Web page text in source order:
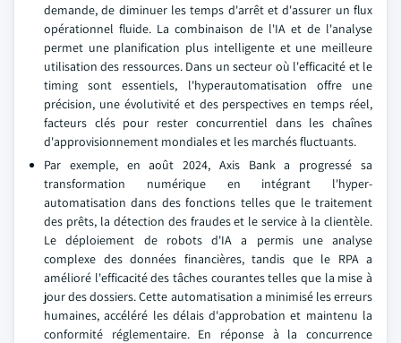
demande, de diminuer les temps d'arrêt et d'assurer un flux
opérationnel fluide. La combinaison de l'IA et de l'analyse
permet une planification plus intelligente et une meilleure
utilisation des ressources. Dans un secteur où l'efficacité et le
timing sont essentiels, l'hyperautomatisation offre une
précision, une évolutivité et des perspectives en temps réel,
facteurs clés pour rester concurrentiel dans les chaînes
d'approvisionnement mondiales et les marchés fluctuants.
Par exemple, en août 2024, Axis Bank a progressé sa
transformation numérique en intégrant l'hyper-
automatisation dans des fonctions telles que le traitement
des prêts, la détection des fraudes et le service à la clientèle.
Le déploiement de robots d'IA a permis une analyse
complexe des données financières, tandis que le RPA a
amélioré l'efficacité des tâches courantes telles que la mise à
jour des dossiers. Cette automatisation a minimisé les erreurs
humaines, accéléré les délais d'approbation et maintenu la
conformité réglementaire. En réponse à la concurrence